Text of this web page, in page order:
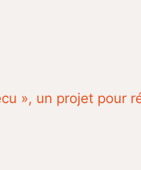
», un projet pour